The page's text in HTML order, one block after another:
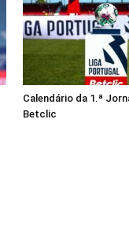
Calendário da 1.ª
Betclic